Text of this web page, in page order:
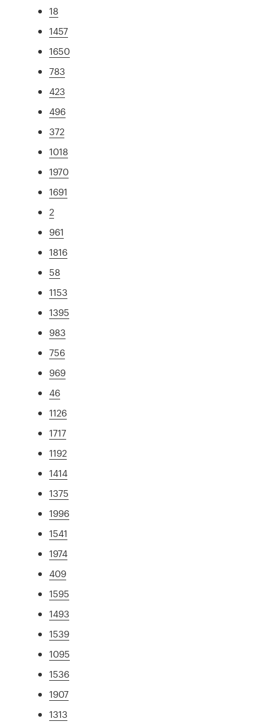
18
1457
1650
783
423
496
372
1018
1970
1691
2
961
1816
58
1153
1395
983
756
969
46
1126
1717
1192
1414
1375
1996
1541
1974
409
1595
1493
1539
1095
1536
1907
1313